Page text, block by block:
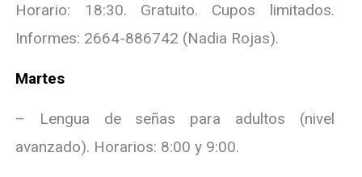
Horario: 18:30. Gratuito. Cupos limitados.
Informes: 2664-886742 (Nadia Rojas).
Martes
– Lengua de señas para adultos (nivel
avanzado). Horarios: 8:00 y 9:00.